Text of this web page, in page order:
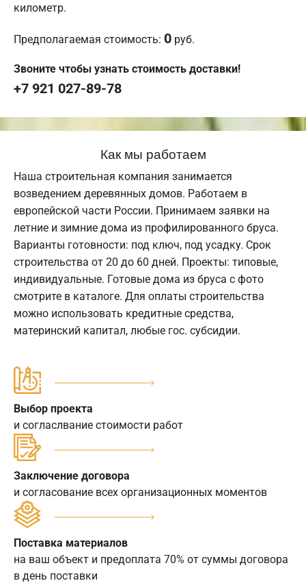
километр.
Предполагаемая стоимость: 0 руб.
Звоните чтобы узнать стоимость доставки!
+7 921 027-89-78
Как мы работаем
Наша строительная компания занимается
возведением деревянных домов. Работаем в
европейской части России. Принимаем заявки на
летние и зимние дома из профилированного бруса.
Варианты готовности: под ключ, под усадку. Срок
строительства от 20 до 60 дней. Проекты: типовые,
индивидуальные. Готовые дома из бруса с фото
смотрите в каталоге. Для оплаты строительства
можно использовать кредитные средства,
материнский капитал, любые гос. субсидии.
Выбор проекта
и согласлвание стоимости работ
Заключение договора
и согласование всех организационных моментов
Поставка материалов
на ваш объект и предоплата 70% от суммы договора
в день поставки